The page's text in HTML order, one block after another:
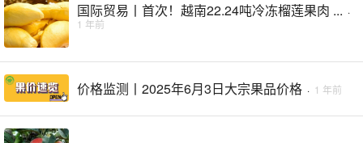
国际贸易丨首次！越南22.24吨冷冻榴莲果肉 ... ·
1 年前
价格监测丨2025年6月3日大宗果品价格 · 1 年前